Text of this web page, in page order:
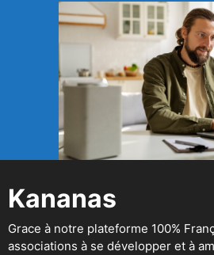
Kananas
Grace à notre plateforme 100%
associations à se développer et à